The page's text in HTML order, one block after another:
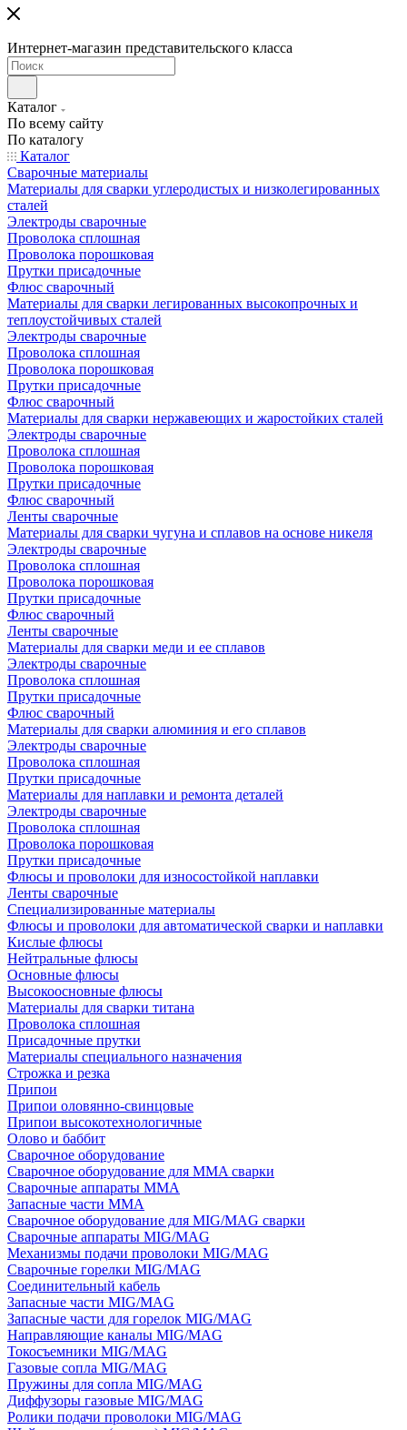
Интернет-магазин представительского класса
Каталог
По всему сайту
По каталогу
Каталог
Сварочные материалы
Материалы для сварки углеродистых и низколегированных
сталей
Электроды сварочные
Проволока сплошная
Проволока порошковая
Прутки присадочные
Флюс сварочный
Материалы для сварки легированных высокопрочных и
теплоустойчивых сталей
Электроды сварочные
Проволока сплошная
Проволока порошковая
Прутки присадочные
Флюс сварочный
Материалы для сварки нержавеющих и жаростойких сталей
Электроды сварочные
Проволока сплошная
Проволока порошковая
Прутки присадочные
Флюс сварочный
Ленты сварочные
Материалы для сварки чугуна и сплавов на основе никеля
Электроды сварочные
Проволока сплошная
Проволока порошковая
Прутки присадочные
Флюс сварочный
Ленты сварочные
Материалы для сварки меди и ее сплавов
Электроды сварочные
Проволока сплошная
Прутки присадочные
Флюс сварочный
Материалы для сварки алюминия и его сплавов
Электроды сварочные
Проволока сплошная
Прутки присадочные
Материалы для наплавки и ремонта деталей
Электроды сварочные
Проволока сплошная
Проволока порошковая
Прутки присадочные
Флюсы и проволоки для износостойкой наплавки
Ленты сварочные
Специализированные материалы
Флюсы и проволоки для автоматической сварки и наплавки
Кислые флюсы
Нейтральные флюсы
Основные флюсы
Высокоосновные флюсы
Материалы для сварки титана
Проволока сплошная
Присадочные прутки
Материалы специального назначения
Строжка и резка
Припои
Припои оловянно-свинцовые
Припои высокотехнологичные
Олово и баббит
Сварочное оборудование
Сварочное оборудование для MMA сварки
Сварочные аппараты MMA
Запасные части MMA
Сварочное оборудование для MIG/MAG сварки
Сварочные аппараты MIG/MAG
Механизмы подачи проволоки MIG/MAG
Сварочные горелки MIG/MAG
Соединительный кабель
Запасные части MIG/MAG
Запасные части для горелок MIG/MAG
Направляющие каналы MIG/MAG
Токосъемники MIG/MAG
Газовые сопла MIG/MAG
Пружины для сопла MIG/MAG
Диффузоры газовые MIG/MAG
Ролики подачи проволоки MIG/MAG